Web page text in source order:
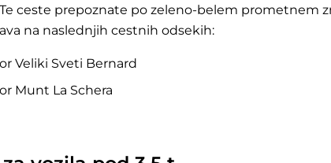
ceste prepoznate po zeleno-belem prometnem
na naslednjih cestnih odsekih:
Veliki Sveti Bernard
Munt La Schera